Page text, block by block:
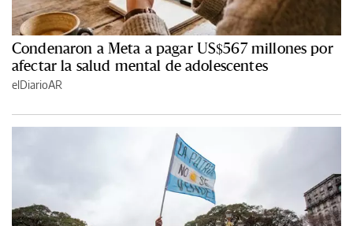
Condenaron a Meta a pagar US$567 millones por
afectar la salud mental de adolescentes
elDiarioAR